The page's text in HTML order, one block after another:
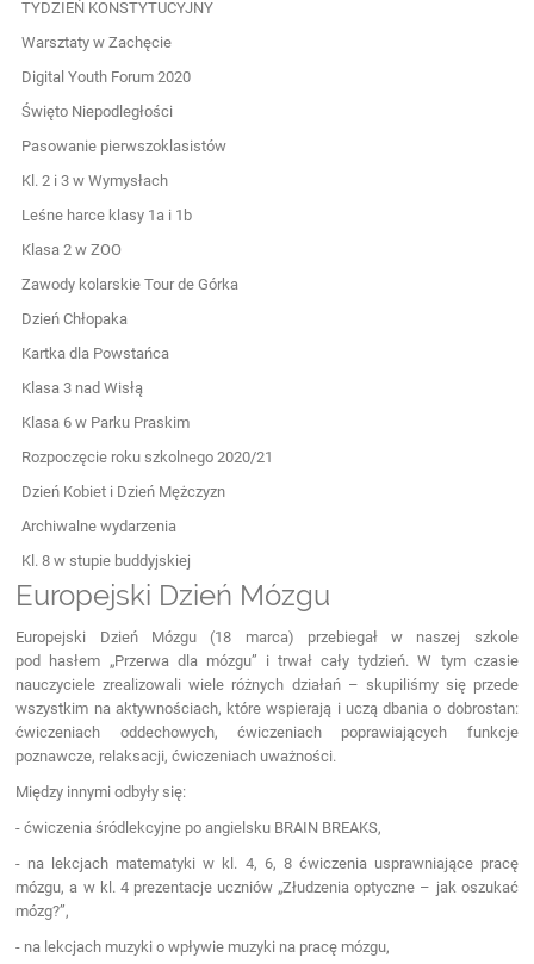
TYDZIEŃ KONSTYTUCYJNY
Warsztaty w Zachęcie
Digital Youth Forum 2020
Święto Niepodległości
Pasowanie pierwszoklasistów
Kl. 2 i 3 w Wymysłach
Leśne harce klasy 1a i 1b
Klasa 2 w ZOO
Zawody kolarskie Tour de Górka
Dzień Chłopaka
Kartka dla Powstańca
Klasa 3 nad Wisłą
Klasa 6 w Parku Praskim
Rozpoczęcie roku szkolnego 2020/21
Dzień Kobiet i Dzień Mężczyzn
Archiwalne wydarzenia
Kl. 8 w stupie buddyjskiej
Europejski Dzień Mózgu
Europejski Dzień Mózgu (18 marca) przebiegał w naszej szkole
pod hasłem „Przerwa dla mózgu” i trwał cały tydzień. W tym czasie
nauczyciele zrealizowali wiele różnych działań – skupiliśmy się przede
wszystkim na aktywnościach, które wspierają i uczą dbania o dobrostan:
ćwiczeniach oddechowych, ćwiczeniach poprawiających funkcje
poznawcze, relaksacji, ćwiczeniach uważności.
Między innymi odbyły się:
- ćwiczenia śródlekcyjne po angielsku BRAIN BREAKS,
- na lekcjach matematyki w kl. 4, 6, 8 ćwiczenia usprawniające pracę
mózgu, a w kl. 4 prezentacje uczniów „Złudzenia optyczne – jak oszukać
mózg?”,
- na lekcjach muzyki o wpływie muzyki na pracę mózgu,